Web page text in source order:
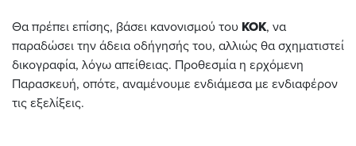
Θα πρέπει επίσης, βάσει κανονισμού του ΚΟΚ, να
παραδώσει την άδεια οδήγησής του, αλλιώς θα σχηματιστεί
δικογραφία, λόγω απείθειας. Προθεσμία η ερχόμενη
Παρασκευή, οπότε, αναμένουμε ενδιάμεσα με ενδιαφέρον
τις εξελίξεις.